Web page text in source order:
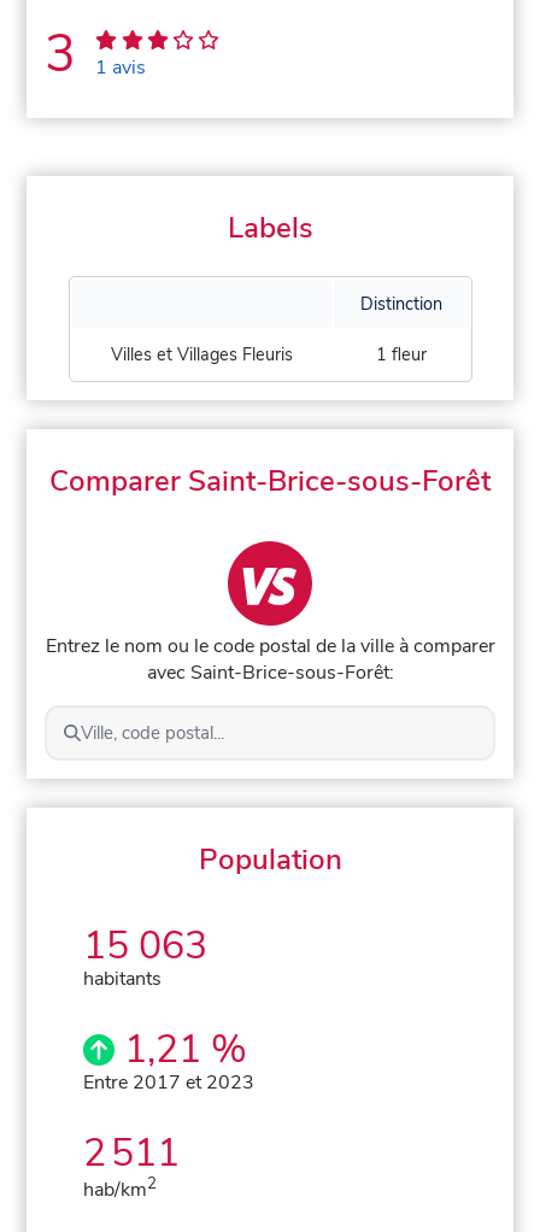
3 1 avis
Labels
Distinction
Villes et Villages Fleuris 1 fleur
Comparer Saint-Brice-sous-Forêt
Entrez le nom ou le code postal de la ville à comparer
avec Saint-Brice-sous-Forêt:
Ville, code postal...
Population
15 063
habitants
1,21 %
Entre 2017 et 2023
2 511
hab/km2